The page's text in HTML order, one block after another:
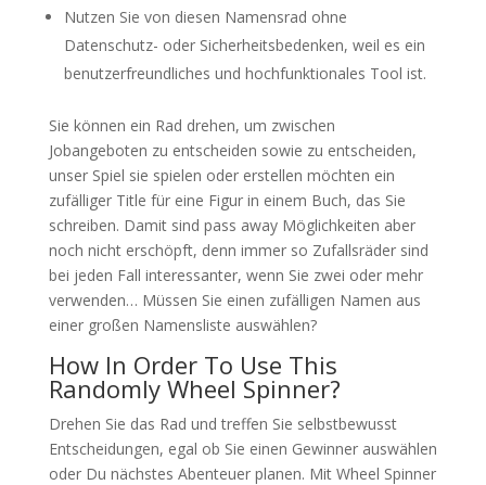
Nutzen Sie von diesen Namensrad ohne
Datenschutz- oder Sicherheitsbedenken, weil es ein
benutzerfreundliches und hochfunktionales Tool ist.
Sie können ein Rad drehen, um zwischen
Jobangeboten zu entscheiden sowie zu entscheiden,
unser Spiel sie spielen oder erstellen möchten ein
zufälliger Title für eine Figur in einem Buch, das Sie
schreiben. Damit sind pass away Möglichkeiten aber
noch nicht erschöpft, denn immer so Zufallsräder sind
bei jeden Fall interessanter, wenn Sie zwei oder mehr
verwenden… Müssen Sie einen zufälligen Namen aus
einer großen Namensliste auswählen?
How In Order To Use This
Randomly Wheel Spinner?
Drehen Sie das Rad und treffen Sie selbstbewusst
Entscheidungen, egal ob Sie einen Gewinner auswählen
oder Du nächstes Abenteuer planen. Mit Wheel Spinner